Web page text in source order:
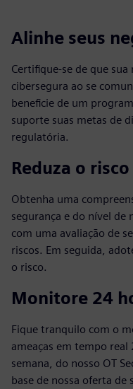
Alinhe seus
Certifique-se de que
cibersegura ao se
beneficie de um
suporte suas metas de
regulatória.
Reduza o risco
Obtenha uma
segurança e do nível de
com uma avaliação de
riscos. Em seguida,
o risco.
Monitore 24
Fique tranquilo com o
ameaças em tempo
semana, do nosso OT
base de nossa oferta de